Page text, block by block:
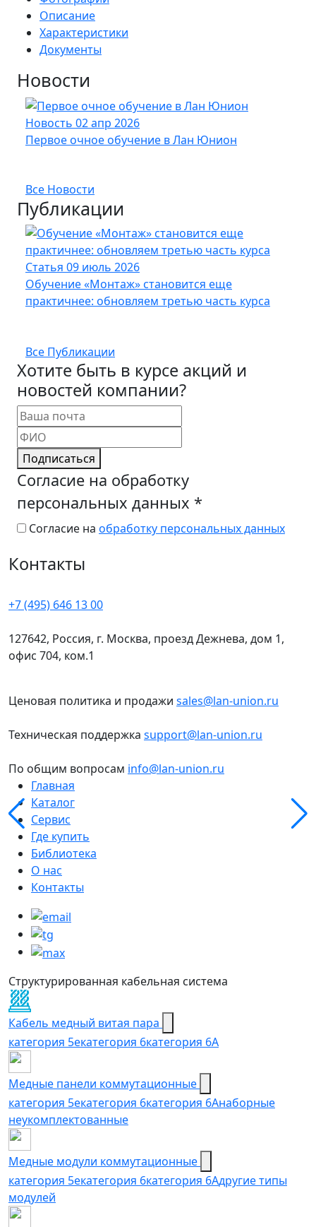
Описание
Характеристики
Документы
Новости
Новость 02 апр 2026
Первое очное обучение в Лан Юнион
Все Новости
Публикации
Статья 09 июль 2026
Обучение «Монтаж» становится еще
практичнее: обновляем третью часть курса
Все Публикации
Хотите быть в курсе акций и
новостей компании?
Подписаться
Согласие на обработку
персональных данных *
Согласие на обработку персональных данных
Контакты
+7 (495) 646 13 00
127642, Россия, г. Москва, проезд Дежнева, дом 1,
офис 704, ком.1
Ценовая политика и продажи sales@lan-union.ru
Техническая поддержка support@lan-union.ru
По общим вопросам info@lan-union.ru
Главная
Каталог
Сервис
Где купить
Библиотека
О нас
Контакты
Структурированная кабельная система
Кабель медный витая пара
категория 5eкатегория 6категория 6А
Медные панели коммутационные
категория 5екатегория 6категория 6Aнаборные
неукомплектованные
Медные модули коммутационные
категория 5екатегория 6категория 6Aдругие типы
модулей